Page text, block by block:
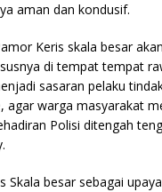
aman dan kondusif.
Keris skala besar
di tempat tempat
sasaran pelaku
agar warga masyarakat
Polisi ditengah
Skala besar sebagai